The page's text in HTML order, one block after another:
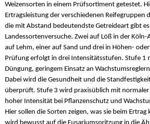
Weizensorten in einem Prüfsortiment getestet.
Ertragsleistung der verschiedenen Reifegruppen
die mit Abstand bedeutendste Getreideart gibt
Landessortenversuche. Zwei auf Löß in der
auf Lehm, einer auf Sand und drei in Höhen-
Prüfung erfolgt in drei Intensitätsstufen. Stufe 1
Düngung, geringem Einsatz an
Dabei wird die Gesundheit und die
überprüft. Stufe 3 wird praxisüblich mit
hoher Intensität bei Pflanzenschutz und
Hier sollen die Sorten zeigen, was sie beim Ertrag